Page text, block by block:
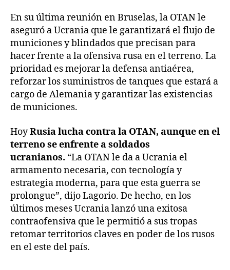
En su última reunión en Bruselas, la OTAN le
aseguró a Ucrania que le garantizará el flujo de
municiones y blindados que precisan para
hacer frente a la ofensiva rusa en el terreno. La
prioridad es mejorar la defensa antiaérea,
reforzar los suministros de tanques que estará a
cargo de Alemania y garantizar las existencias
de municiones.
HoyRusia lucha contra la OTAN, aunque en el
terreno se enfrente a soldados
ucranianos. “La OTAN le da a Ucrania el
armamento necesaria, con tecnología y
estrategia moderna, para que esta guerra se
prolongue”, dijo Lagorio. De hecho, en los
últimos meses Ucrania lanzó una exitosa
contraofensiva que le permitió a sus tropas
retomar territorios claves en poder de los rusos
en el este del país.